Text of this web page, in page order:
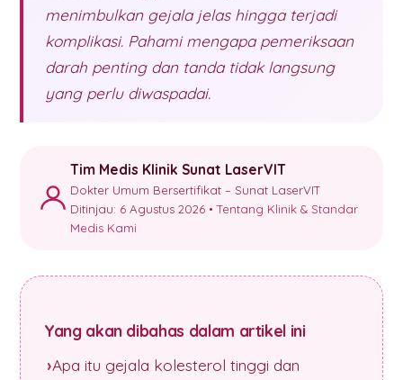
menimbulkan gejala jelas hingga terjadi
komplikasi. Pahami mengapa pemeriksaan
darah penting dan tanda tidak langsung
yang perlu diwaspadai.
Tim Medis Klinik Sunat LaserVIT
Dokter Umum Bersertifikat – Sunat LaserVIT
Ditinjau: 6 Agustus 2026 •Tentang Klinik & Standar
Medis Kami
Yang akan dibahas dalam artikel ini
Apa itu gejala kolesterol tinggi dan